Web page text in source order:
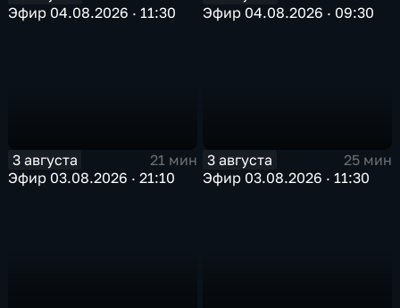
Эфир 04.08.2026 · 11:30
Эфир 04.08.2026 · 09:30
3 августа
21 мин
Эфир 03.08.2026 · 21:10
3 августа
25 мин
Эфир 03.08.2026 · 11:30